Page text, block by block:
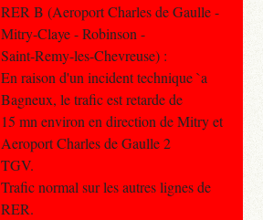
RER B (Aeroport Charles de Gaulle -
Mitry-Claye - Robinson -
Saint-Remy-les-Chevreuse) :
En raison d'un incident technique `a
Bagneux, le trafic est retarde de
15 mn environ en direction de Mitry et
Aeroport Charles de Gaulle 2
TGV.
Trafic normal sur les autres lignes de
RER.